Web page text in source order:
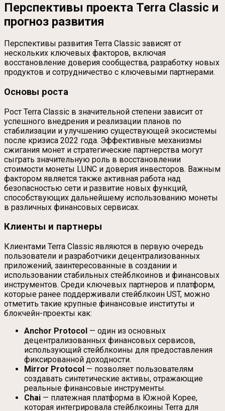
Перспективы проекта Terra Classic и
прогноз развития
Перспективы развития Terra Classic зависят от
нескольких ключевых факторов, включая
восстановление доверия сообщества, разработку новых
продуктов и сотрудничество с ключевыми партнерами.
Основы роста
Рост Terra Classic в значительной степени зависит от
успешного внедрения и реализации планов по
стабилизации и улучшению существующей экосистемы
после кризиса 2022 года. Эффективные механизмы
сжигания монет и стратегические партнерства могут
сыграть значительную роль в восстановлении
стоимости монеты LUNC и доверия инвесторов. Важным
фактором является также активная работа над
безопасностью сети и развитие новых функций,
способствующих дальнейшему использованию монеты
в различных финансовых сервисах.
Клиенты и партнеры
Клиентами Terra Classic являются в первую очередь
пользователи и разработчики децентрализованных
приложений, заинтересованные в создании и
использовании стабильных стейблкоинов и финансовых
инструментов. Среди ключевых партнеров и платформ,
которые ранее поддерживали стейблкоин UST, можно
отметить такие крупные финансовые институты и
блокчейн-проекты как:
Anchor Protocol — один из основных
децентрализованных финансовых сервисов,
использующий стейблкоины для предоставления
фиксированной доходности.
Mirror Protocol — позволяет пользователям
создавать синтетические активы, отражающие
реальные финансовые инструменты.
Chai — платежная платформа в Южной Корее,
которая интегрировала стейблкоины Terra для